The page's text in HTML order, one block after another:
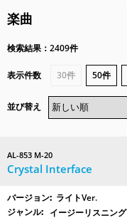
楽曲
検索結果：2409件
表示件数 30件 50件
並び替え
AL-853 M-20
Crystal Interface
ライトVer.
イージーリスニング